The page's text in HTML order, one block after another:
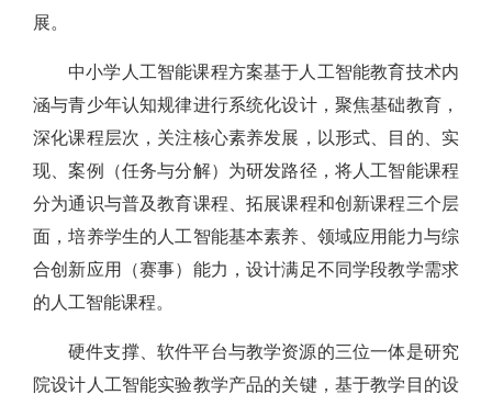
展。
中小学人工智能课程方案基于人工智能教育技术内
涵与青少年认知规律进行系统化设计，聚焦基础教育，
深化课程层次，关注核心素养发展，以形式、目的、实
现、案例（任务与分解）为研发路径，将人工智能课程
分为通识与普及教育课程、拓展课程和创新课程三个层
面，培养学生的人工智能基本素养、领域应用能力与综
合创新应用（赛事）能力，设计满足不同学段教学需求
的人工智能课程。
硬件支撑、软件平台与教学资源的三位一体是研究
院设计人工智能实验教学产品的关键，基于教学目的设